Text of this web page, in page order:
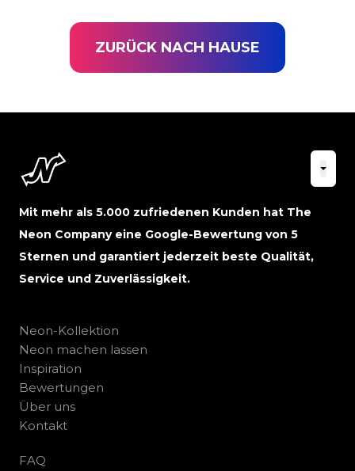
ZURÜCK NACH HAUSE
Mit mehr als 5.000 zufriedenen Kunden hat The
Neon Company eine Google-Bewertung von 5
Sternen und garantiert jederzeit beste Qualität,
Service und Zuverlässigkeit.
Neon-Kollektion
Neon machen lassen
Inspiration
Bewertungen
Über uns
Kontakt
FAQ